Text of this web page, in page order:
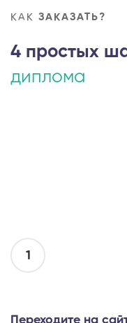
КАК ЗАКАЗАТЬ?
4 простых
диплома
1
Переходите на